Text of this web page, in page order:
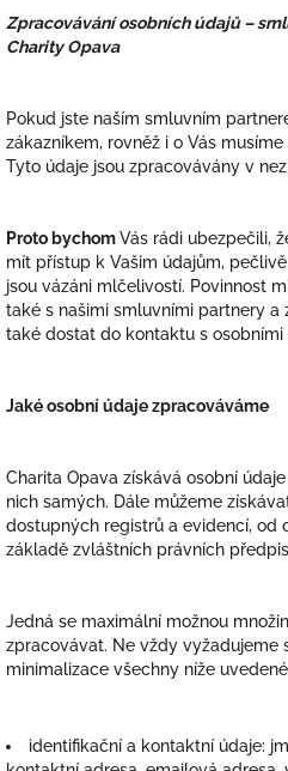
Zpracovávání osobních údajů –
Charity Opava
Pokud jste naším smluvním
zákazníkem, rovněž i o Vás
Tyto údaje jsou zpracovávány v
Proto bychomVás rádi ubezpečili,
mít přístup k Vašim údajům,
jsou vázáni mlčelivostí. Povinnost
také s našimi smluvními partnery a
také dostat do kontaktu s osobními
Jaké osobní údaje zpracováváme
Charita Opava získává osobní
nich samých. Dále můžeme
dostupných registrů a evidencí, od
základě zvláštních právních
Jedná se maximální možnou
zpracovávat. Ne vždy vyžadujeme
minimalizace všechny níže
identifikační a kontaktní údaje: